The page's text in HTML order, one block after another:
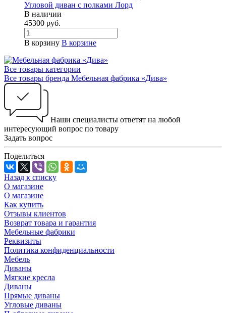
Угловой диван с полками Лорд
В наличии
45300 руб.
В корзину В корзине
Все товары категории
Все товары бренда Мебельная фабрика «Дива»
Наши специалисты ответят на любой
интересующий вопрос по товару
Задать вопрос
Поделиться
Назад к списку
О магазине
О магазине
Как купить
Отзывы клиентов
Возврат товара и гарантия
Мебельные фабрики
Реквизиты
Политика конфиденциальности
Мебель
Диваны
Мягкие кресла
Диваны
Прямые диваны
Угловые диваны